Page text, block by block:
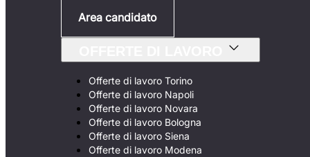
Area candidato
Offerte di lavoro Torino
Offerte di lavoro Napoli
Offerte di lavoro Novara
Offerte di lavoro Bologna
Offerte di lavoro Siena
Offerte di lavoro Modena